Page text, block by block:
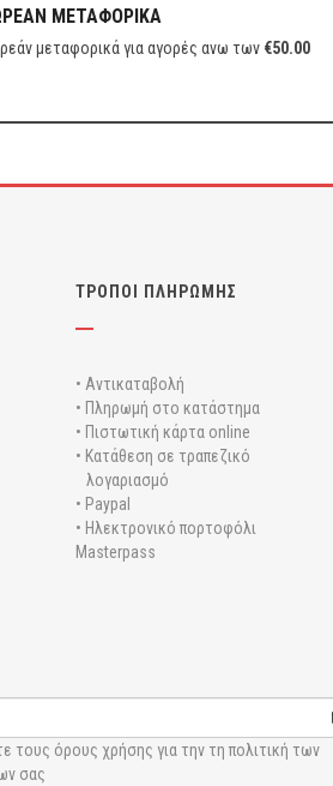
ΜΕΤΑΦΟΡΙΚΑ
μεταφορικά για αγορές ανω των €50.00
ΤΡΟΠΟΙ ΠΛΗΡΩΜΗΣ
• Αντικαταβολή
• Πληρωμή στο κατάστημα
• Πιστωτική κάρτα online
• Κατάθεση σε τραπεζικό
λογαριασμό
• Paypal
• Ηλεκτρονικό πορτοφόλι
Masterpass
τους όρους χρήσης για την τη πολιτική των
σας